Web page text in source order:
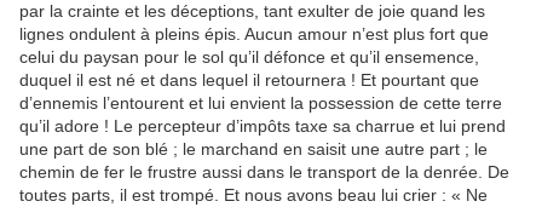
par la crainte et les déceptions, tant exulter de joie quand les
lignes ondulent à pleins épis. Aucun amour n’est plus fort que
celui du paysan pour le sol qu’il défonce et qu’il ensemence,
duquel il est né et dans lequel il retournera ! Et pourtant que
d’ennemis l’entourent et lui envient la possession de cette terre
qu’il adore ! Le percepteur d’impôts taxe sa charrue et lui prend
une part de son blé ; le marchand en saisit une autre part ; le
chemin de fer le frustre aussi dans le transport de la denrée. De
toutes parts, il est trompé. Et nous avons beau lui crier : « Ne